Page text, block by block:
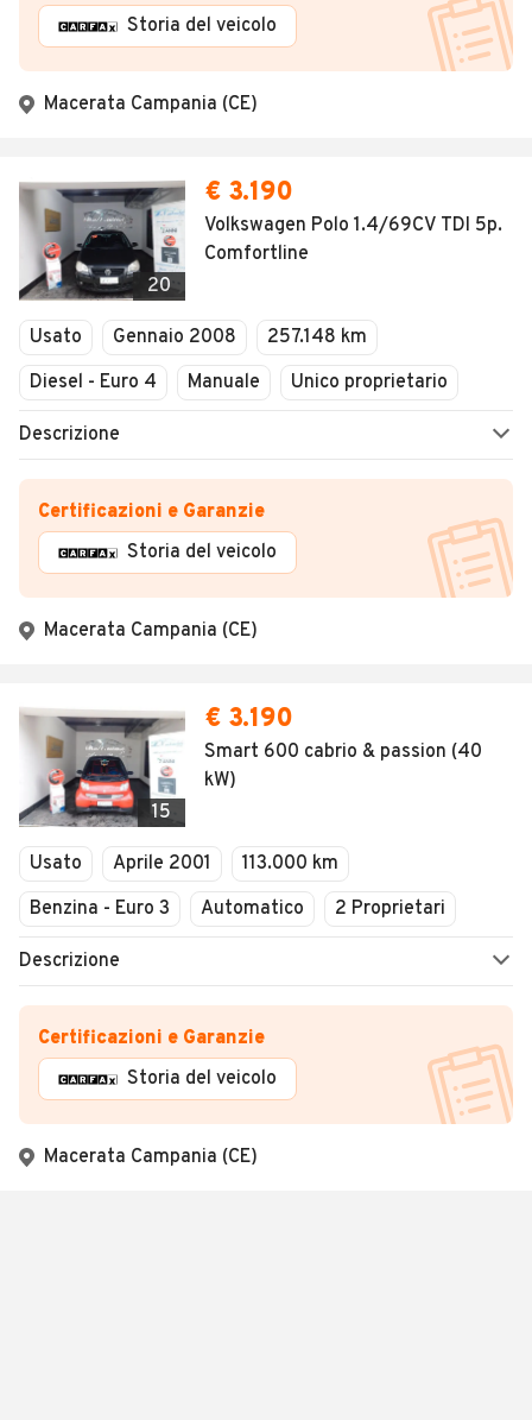
Storia del veicolo
Macerata Campania (CE)
20
€ 3.190
Volkswagen Polo 1.4/69CV TDI 5p.
Comfortline
Usato Gennaio 2008
257.148 km
Diesel - Euro 4
Manuale Unico proprietario
Descrizione
Certificazioni e Garanzie
Storia del veicolo
Macerata Campania (CE)
15
€ 3.190
Smart 600 cabrio & passion (40
kW)
Usato Aprile 2001
113.000 km
Benzina - Euro 3
Automatico 2 Proprietari
Descrizione
Certificazioni e Garanzie
Storia del veicolo
Macerata Campania (CE)